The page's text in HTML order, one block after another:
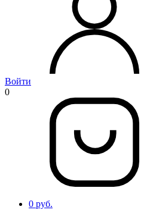
Войти
0
0 руб.